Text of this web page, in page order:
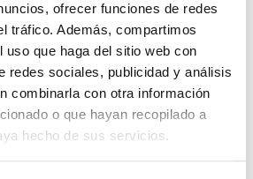
ofrecer funciones de redes
tráfico. Además, compartimos
uso que haga del sitio web con
redes sociales, publicidad y análisis
combinarla con otra información
o que hayan recopilado a
hecho de sus servicios.